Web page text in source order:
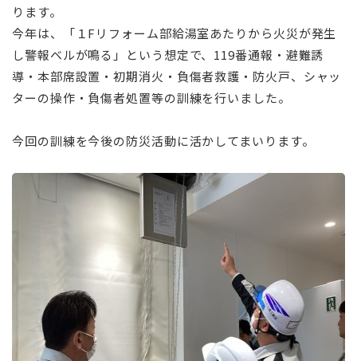
ります。
今年は、「１Fリフォーム部給湯室あたりから火災が発生
し警報ベルが鳴る」という想定で、119番通報・避難誘
導・本部席設置・初期消火・負傷者救護・防火戸、シャッ
ターの操作・負傷者処置等の訓練を行いました。
今回の訓練を今後の防災活動に活かしてまいります。